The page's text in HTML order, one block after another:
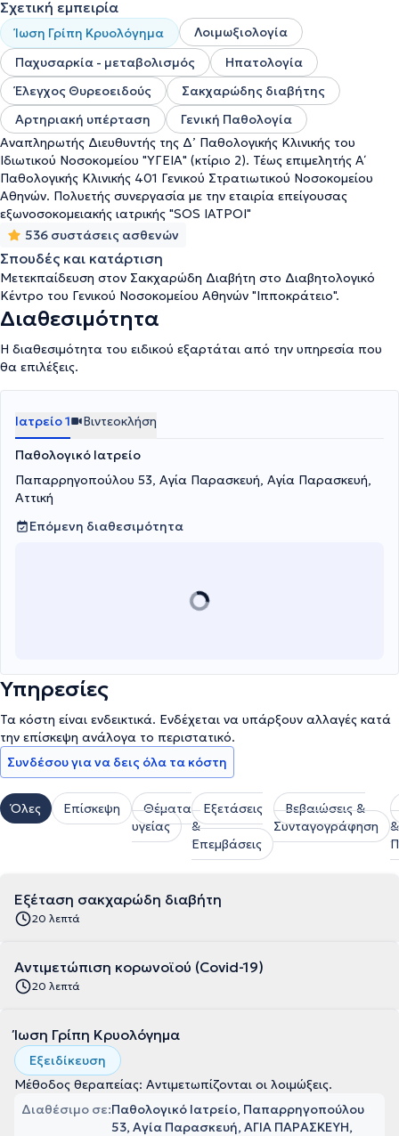
υπέρτασης, ρευματικών παθήσεων, χρόνιων συστηματικών
νοσημάτων, γηριατρικών ασθενών καθώς και κατ' οίκον παροχής
επείγουσας εξωνοσοκομειακής φροντίδας. Τέλος, στο ιδιωτικό
ιατρείο ασκείται ενδελεχώς η προληπτική ιατρική, διενεργούνται
rapid tests, ηλεκτρονική συνταγογράφηση,
ηλεκτροκαρδιογράφημα και σπιρομέτρηση
Σχετική εμπειρία
Ίωση Γρίπη Κρυολόγημα
Λοιμωξιολογία
Παχυσαρκία - μεταβολισμός
Ηπατολογία
Έλεγχος Θυρεοειδούς
Σακχαρώδης διαβήτης
Αρτηριακή υπέρταση
Γενική Παθολογία
Αναπληρωτής Διευθυντής της Δ’ Παθολογικής Κλινικής του
Ιδιωτικού Νοσοκομείου "ΥΓΕΙΑ" (κτίριο 2). Τέως επιμελητής Α΄
Παθολογικής Κλινικής 401 Γενικού Στρατιωτικού Νοσοκομείου
Αθηνών. Πολυετής συνεργασία με την εταιρία επείγουσας
εξωνοσοκομειακής ιατρικής "SOS ΙΑΤΡΟΙ"
536 συστάσεις ασθενών
Σπουδές και κατάρτιση
Μετεκπαίδευση στον Σακχαρώδη Διαβήτη στο Διαβητολογικό
Κέντρο του Γενικού Νοσοκομείου Αθηνών "Ιπποκράτειο".
Διαθεσιμότητα
Η διαθεσιμότητα του ειδικού εξαρτάται από την υπηρεσία που
θα επιλέξεις.
Ιατρείο 1 Βιντεοκλήση
Παθολογικό Ιατρείο
Παπαρρηγοπούλου 53, Αγία Παρασκευή, Αγία Παρασκευή,
Αττική
Επόμενη διαθεσιμότητα
Υπηρεσίες
Τα κόστη είναι ενδεικτικά. Ενδέχεται να υπάρξουν αλλαγές κατά
την επίσκεψη ανάλογα το περιστατικό.
Συνδέσου για να δεις όλα τα κόστη
Όλες Επίσκεψη
Θέματα
υγείας
Εξετάσεις
&
Επεμβάσεις
Βεβαιώσεις &
Συνταγογράφηση
&
Εξέταση σακχαρώδη διαβήτη
20 λεπτά
Αντιμετώπιση κορωνοϊού (Covid-19)
20 λεπτά
Ίωση Γρίπη Κρυολόγημα
Εξειδίκευση
Μέθοδος θεραπείας: Αντιμετωπίζονται οι λοιμώξεις.
Διαθέσιμο σε:Παθολογικό Ιατρείο, Παπαρρηγοπούλου
53, Αγία Παρασκευή, ΑΓΙΑ ΠΑΡΑΣΚΕΥΗ,